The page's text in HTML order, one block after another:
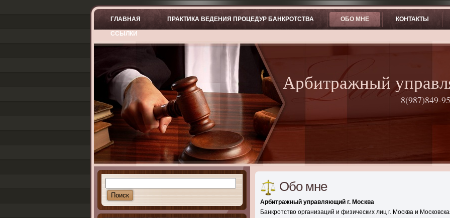
ГЛАВНАЯ ПРАКТИКА ВЕДЕНИЯ ПРОЦЕДУР БАНКРОТСТВА ОБО МНЕ КОНТАКТЫ
ССЫЛКИ
Арбитражный
8(987)849-
Обо мне
Арбитражный управляющий г. Москва
Банкротство организаций и физических лиц г. Москва и